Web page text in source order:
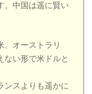
。中国は遥に賢い
、オーストラリ
ない形で米ドルと
ンスよりも遥かに